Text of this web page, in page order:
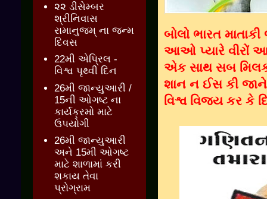
બોલો ભારત
આઓ પ્યારે વીરોં
એક સાથ સબ
શાન ન ઈસ કી
વિશ્વ વિજય કર કે
૨૨ ડીસેમ્બર
શ્રીનિવાસ
રામાનુજમ્ ના જન્મ
દિવસ
22મી એપ્રિલ -
વિશ્વ પૃથ્વી દિન
26મી જાન્યુઆરી /
15ની ઓગષ્ટ ના
કાર્યક્રમો માટે
ઉપયોગી
26મી જાન્યુઆરી
અને 15મી ઓગષ્ટ
માટે શાળામાં કરી
શકાય તેવા
પ્રોગ્રામ